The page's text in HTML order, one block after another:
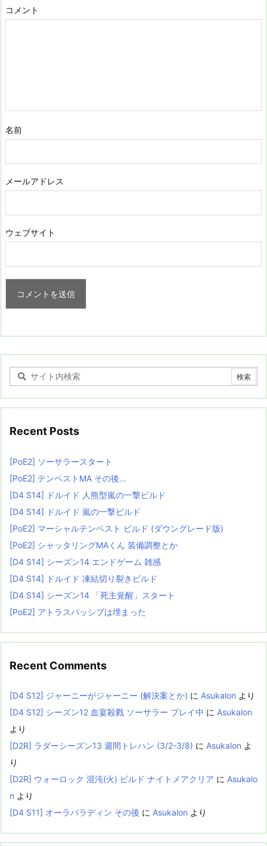
コメント
名前
メールアドレス
ウェブサイト
Recent Posts
[PoE2] ソーサラースタート
[PoE2] テンペストMA その後…
[D4 S14] ドルイド 人熊型嵐の一撃ビルド
[D4 S14] ドルイド 嵐の一撃ビルド
[PoE2] マーシャルテンペスト ビルド (ダウングレード版)
[PoE2] シャッタリングMAくん 装備調整とか
[D4 S14] シーズン14 エンドゲーム 雑感
[D4 S14] ドルイド 凍結切り裂きビルド
[D4 S14] シーズン14 「死主覚醒」スタート
[PoE2] アトラスパッシブは埋まった
Recent Comments
[D4 S12] ジャーニーがジャーニー (解決案とか) に Asukalon より
[D4 S12] シーズン12 血宴殺戮 ソーサラー プレイ中 に Asukalon
より
[D2R] ラダーシーズン13 週間トレハン (3/2-3/8) に Asukalon よ
り
[D2R] ウォーロック 混沌(火) ビルド ナイトメアクリア に Asukalo
n より
[D4 S11] オーラパラディン その後 に Asukalon より